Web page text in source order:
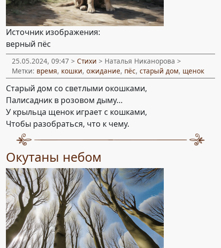
Источник изображения:
верный пёс
25.05.2024, 09:47 > Стихи > Наталья Никанорова >
Метки: время, кошки, ожидание, пёс, старый дом, щенок
Старый дом со светлыми окошками,
Палисадник в розовом дыму…
У крыльца щенок играет с кошками,
Чтобы разобраться, что к чему.
Окутаны небом